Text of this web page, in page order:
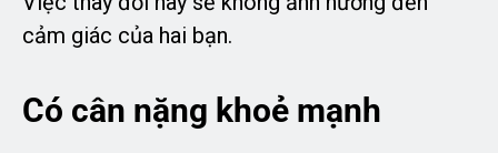
cảm giác của hai bạn.
Có cân nặng khoẻ mạnh